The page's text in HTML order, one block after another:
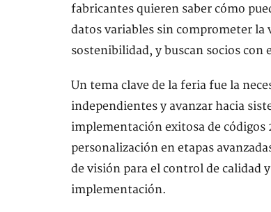
fabricantes quieren saber cómo
datos variables sin comprometer la
sostenibilidad, y buscan socios con
Un tema clave de la feria fue la
independientes y avanzar hacia
implementación exitosa de
personalización en etapas
de visión para el control de calidad
implementación.